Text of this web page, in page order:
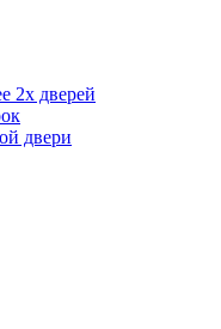
2х дверей
двери